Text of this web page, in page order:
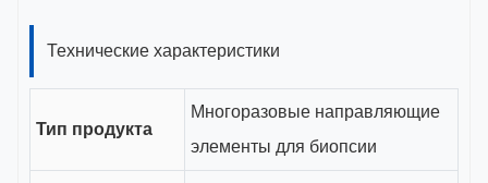
Технические характеристики
Тип продукта
Многоразовые направляющие
элементы для биопсии